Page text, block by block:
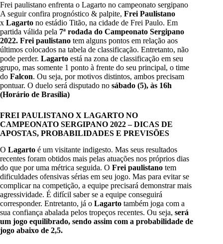
Frei paulistano enfrenta o Lagarto no campeonato sergipano
A seguir confira prognóstico & palpite, Frei Paulistano
x Lagarto no estádio Titão, na cidade de Frei Paulo. Em
partida válida pela 7ª rodada do Campeonato Sergipano
2022. Frei paulistano tem alguns pontos em relação aos
últimos colocados na tabela de classificação. Entretanto, não
pode perder. Lagarto está na zona de classificação em seu
grupo, mas somente 1 ponto à frente do seu principal, o time
do Falcon. Ou seja, por motivos distintos, ambos precisam
pontuar. O duelo será disputado no sábado (5), às 16h
(Horário de Brasília)
FREI PAULISTANO X LAGARTO NO
CAMPEONATO SERGIPANO 2022 – DICAS DE
APOSTAS, PROBABILIDADES E PREVISÕES
O Lagarto é um visitante indigesto. Mas seus resultados
recentes foram obtidos mais pelas atuações nos próprios dias
do que por uma métrica seguida. O Frei paulistano tem
dificuldades ofensivas sérias em seu jogo. Mas para evitar se
complicar na competição, a equipe precisará demonstrar mais
agressividade. É difícil saber se a equipe conseguirá
corresponder. Entretanto, já o Lagarto também joga com a
sua confiança abalada pelos tropeços recentes. Ou seja, será
um jogo equilibrado, sendo assim com a probabilidade de
jogo abaixo de 2,5.